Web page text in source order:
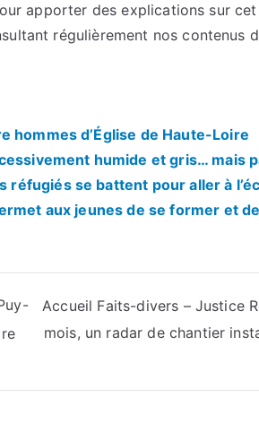
apporter des explications sur
régulièrement nos contenus
hommes d’Église de Haute-Loire
humide et gris… mais
réfugiés se battent pour aller à
aux jeunes de se former et
Accueil Faits-divers – Justice
mois, un radar de chantier